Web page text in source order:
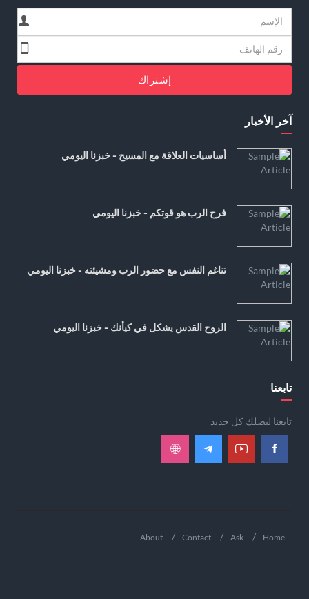
إشتراك
آخر الأخبار
أساسيات العلاقة مع المسيح - خبزنا اليومي
فرح الرب هو قوتكم - خبزنا اليومي
تناغم النفس مع حضور الرب ومشيئته - خبزنا اليومي
الروح القدس يشكل في كيأنك - خبزنا اليومي
تابعنا
تابعنا ليصلك كل جديد
Home
Ask
Contact
About